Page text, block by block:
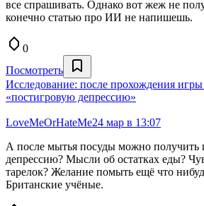
все спрашивать. Однако вот жеж не
конечно статью про ИИ не напишешь.
0
Посмотреть
Исследование: после прохождения
«постигровую депрессию»
LoveMeOrHateMe24 мар в 13:07
А после мытья посуды можно получить
депрессию? Мысли об остатках еды?
тарелок? Желание помыть ещё что
Британские учёные.